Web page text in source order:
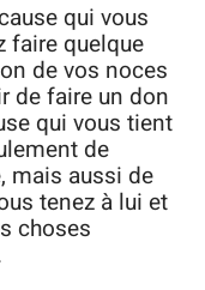
qui vous
faire quelque
de vos noces
de faire un don
qui vous tient
de
mais aussi de
tenez à lui et
choses